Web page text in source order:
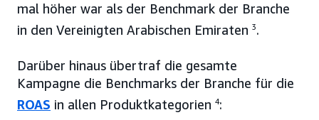
mal höher war als der Benchmark der Branche
in den Vereinigten Arabischen Emiraten 3.
Darüber hinaus übertraf die gesamte
Kampagne die Benchmarks der Branche für die
ROAS in allen Produktkategorien 4: